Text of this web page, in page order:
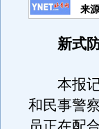
来
新式
本报记
和民事警